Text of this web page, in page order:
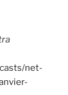
net-